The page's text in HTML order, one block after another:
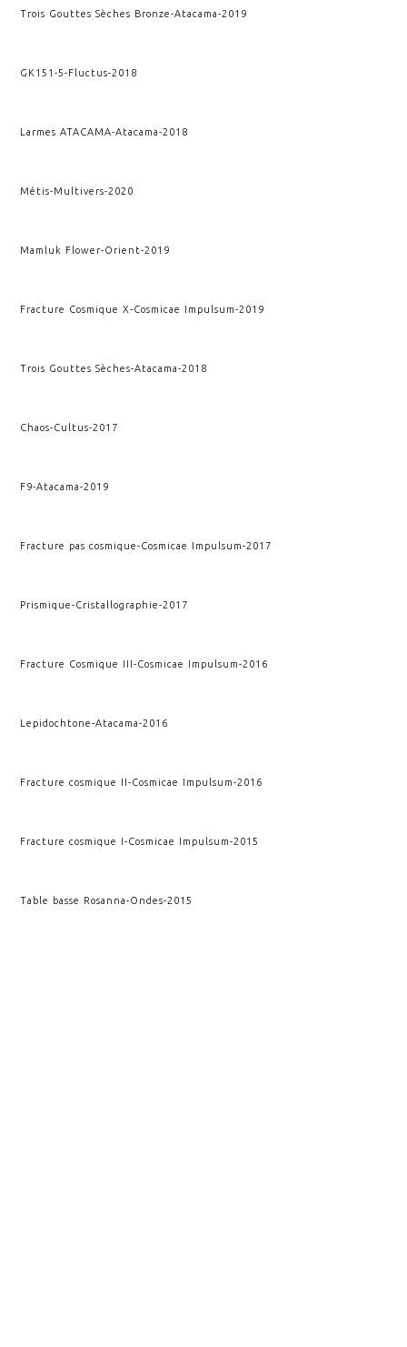
Trois Gouttes Sèches Bronze-Atacama-2019
GK151-5-Fluctus-2018
Larmes ATACAMA-Atacama-2018
Métis-Multivers-2020
Mamluk Flower-Orient-2019
Fracture Cosmique X-Cosmicae Impulsum-2019
Trois Gouttes Sèches-Atacama-2018
Chaos-Cultus-2017
F9-Atacama-2019
Fracture pas cosmique-Cosmicae Impulsum-2017
Prismique-Cristallographie-2017
Fracture Cosmique III-Cosmicae Impulsum-2016
Lepidochtone-Atacama-2016
Fracture cosmique II-Cosmicae Impulsum-2016
Fracture cosmique I-Cosmicae Impulsum-2015
Table basse Rosanna-Ondes-2015